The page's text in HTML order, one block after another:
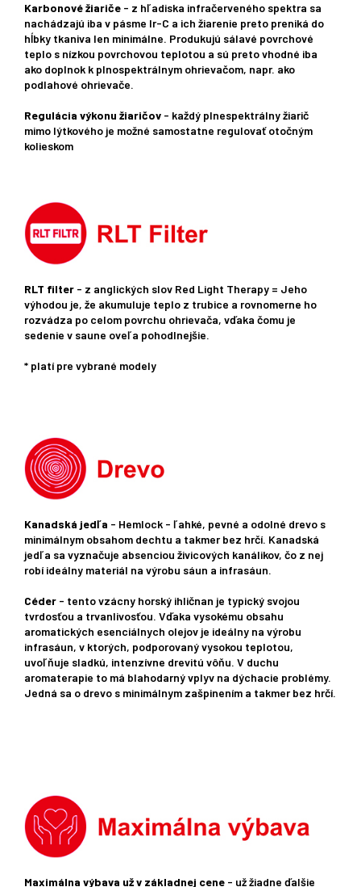
Karbonové žiariče - z hľadiska infračerveného spektra sa
nachádzajú iba v pásme Ir-C a ich žiarenie preto preniká do
hĺbky tkaniva len minimálne. Produkujú sálavé povrchové
teplo s nízkou povrchovou teplotou a sú preto vhodné iba
ako doplnok k plnospektrálnym ohrievačom, napr. ako
podlahové ohrievače.
Regulácia výkonu žiaričov - každý plnespektrálny žiarič
mimo lýtkového je možné samostatne regulovať otočným
kolieskom
RLT filter - z anglických slov Red Light Therapy = Jeho
výhodou je, že akumuluje teplo z trubice a rovnomerne ho
rozvádza po celom povrchu ohrievača, vďaka čomu je
sedenie v saune oveľa pohodlnejšie.
* platí pre vybrané modely
Kanadská jedľa - Hemlock - ľahké, pevné a odolné drevo s
minimálnym obsahom dechtu a takmer bez hrčí. Kanadská
jedľa sa vyznačuje absenciou živicových kanálikov, čo z nej
robí ideálny materiál na výrobu sáun a infrasáun.
Céder - tento vzácny horský ihličnan je typický svojou
tvrdosťou a trvanlivosťou. Vďaka vysokému obsahu
aromatických esenciálnych olejov je ideálny na výrobu
infrasáun, v ktorých, podporovaný vysokou teplotou,
uvoľňuje sladkú, intenzívne drevitú vôňu. V duchu
aromaterapie to má blahodarný vplyv na dýchacie problémy.
Jedná sa o drevo s minimálnym zašpinením a takmer bez hrčí.
Maximálna výbava už v základnej cene - už žiadne ďalšie